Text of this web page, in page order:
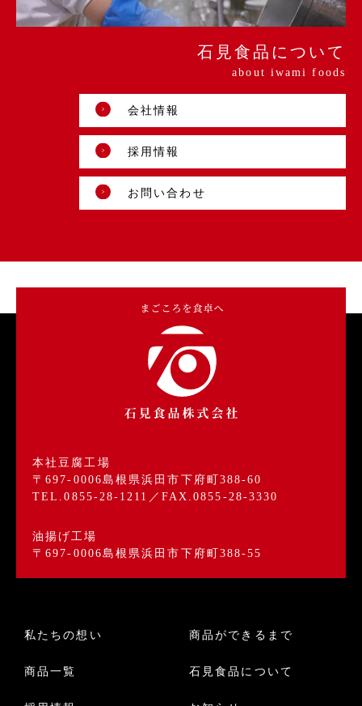
石見食品について
about iwami foods
会社情報
採用情報
お問い合わせ
本社豆腐工場
〒697-0006島根県浜田市下府町388-60
TEL.0855-28-1211／FAX.0855-28-3330
油揚げ工場
〒697-0006島根県浜田市下府町388-55
私たちの想い 商品ができるまで
商品一覧 石見食品について